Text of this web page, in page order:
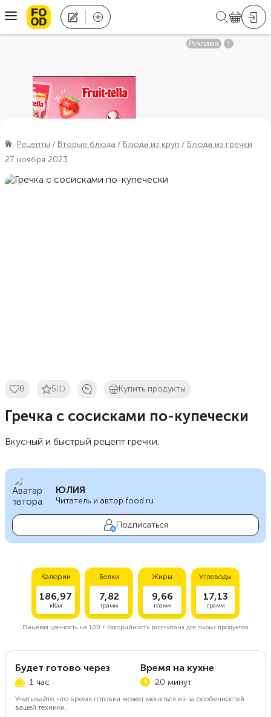
Рецепты Вторые блюда Блюда из круп
Блюда из гречки
27 ноября 2023
8 5(1) Купить продукты
Гречка с сосисками по-купечески
Вкусный и быстрый рецепт гречки.
ЮЛИЯ
Читатель и автор food.ru
Подписаться
Калории
186,97
кКал
Белки
7,82
грамм
Жиры
9,66
грамм
Углеводы
17,13
грамм
Пищевая ценность на 100 г.Калорийность рассчитана для сырых продуктов.
Будет готово через
1 час
Время на кухне
20 минут
Учитывайте, что время готовки может меняться из-за особенностей
вашей техники.